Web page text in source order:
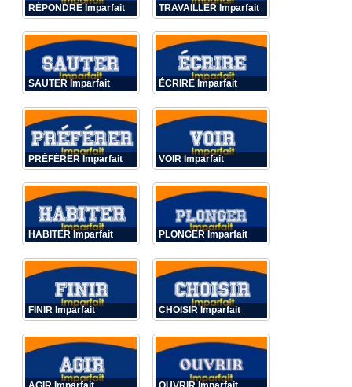
RÉPONDRE Imparfait TRAVAILLER Imparfait
SAUTER Imparfait ÉCRIRE Imparfait
PRÉFÉRER Imparfait VOIR Imparfait
HABITER Imparfait PLONGER Imparfait
FINIR Imparfait CHOISIR Imparfait